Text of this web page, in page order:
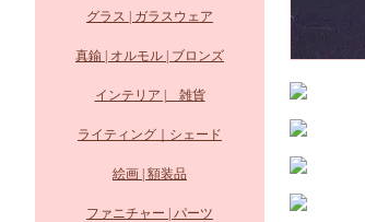
グラス | ガラスウェア
真鍮 | オルモル | ブロンズ
インテリア | 雑貨
ライティング｜シェード
絵画 | 額装品
ファニチャー | パーツ